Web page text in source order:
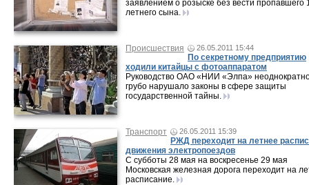
заявлением о розыске без вести пропавшего
летнего сына.
Происшествия 26.05.2011 15:44
По секретному предприятию
ходили китайцы с фотоаппаратом
Руководство ОАО «НИИ «Элпа»
грубо нарушало законы в сфере защиты
государственной тайны.
Транспорт 26.05.2011 15:39
РЖД переходит на летнее
движения электропоездов
С субботы 28 мая на воскресенье 29 мая
Московская железная дорога переходит на
расписание.